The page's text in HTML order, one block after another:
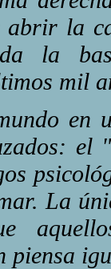
abrir la
la
mil
en
La
piensa